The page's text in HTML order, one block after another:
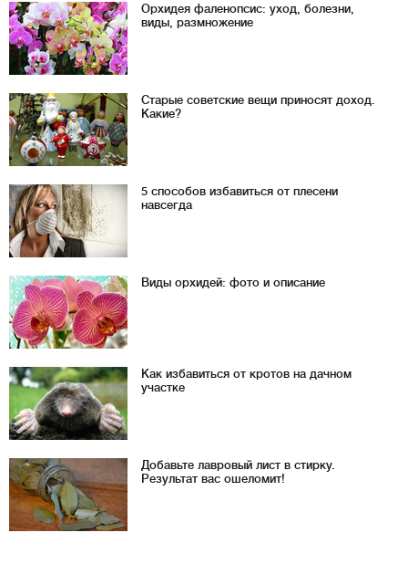
Орхидея фаленопсис: уход, болезни,
виды, размножение
Старые советские вещи приносят доход.
Какие?
5 способов избавиться от плесени
навсегда
Виды орхидей: фото и описание
Как избавиться от кротов на дачном
участке
Добавьте лавровый лист в стирку.
Результат вас ошеломит!